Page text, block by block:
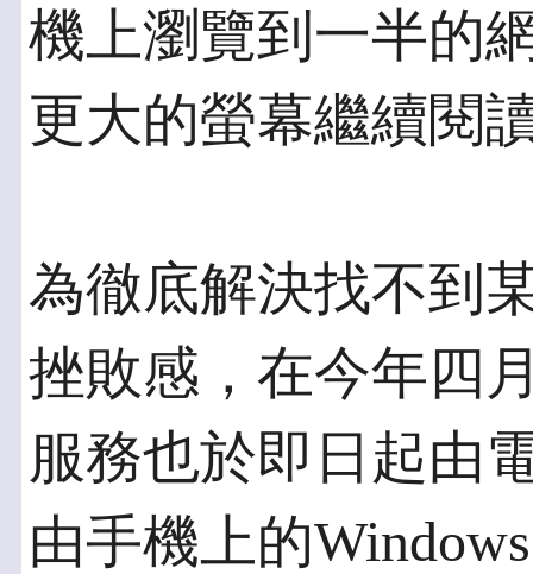
機上瀏覽到一半的
更大的螢幕繼續閱
為徹底解決找不到
挫敗感，在今年四
服務也於即日起由
由手機上的